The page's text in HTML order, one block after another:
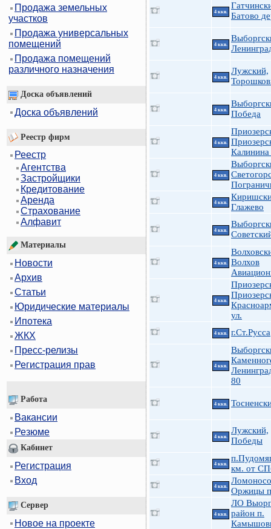
Продажа земельных
участков
Продажа универсальных
помещений
Продажа помещений
различного назначения
Доска объявлений
Доска объявлений
Реестр фирм
Реестр
Агентства
Застройщики
Кредитование
Аренда
Страхование
Алфавит
Материалы
Новости
Архив
Статьи
Юридические материалы
Ипотека
ЖКХ
Пресс-релизы
Регистрация прав
Работа
Вакансии
Резюме
Кабинет
Регистрация
Вход
Сервер
Новое на проекте
4 ккв.
Батово
4 ккв.
4 ккв.
Лужский,
4 ккв.
Победа
4 ккв.
Калинина
4 ккв.
4 ккв.
Глажево
4 ккв.
4 ккв.
Волхов
4 ккв.
ул.
4 ккв. г.Ст.Русса
4 ккв.
80
4 ккв.
4 ккв.
Лужский,
Победы
4 ккв.
км. от
4 ккв.
Оржицы
4 ккв.
ЛО
район п.